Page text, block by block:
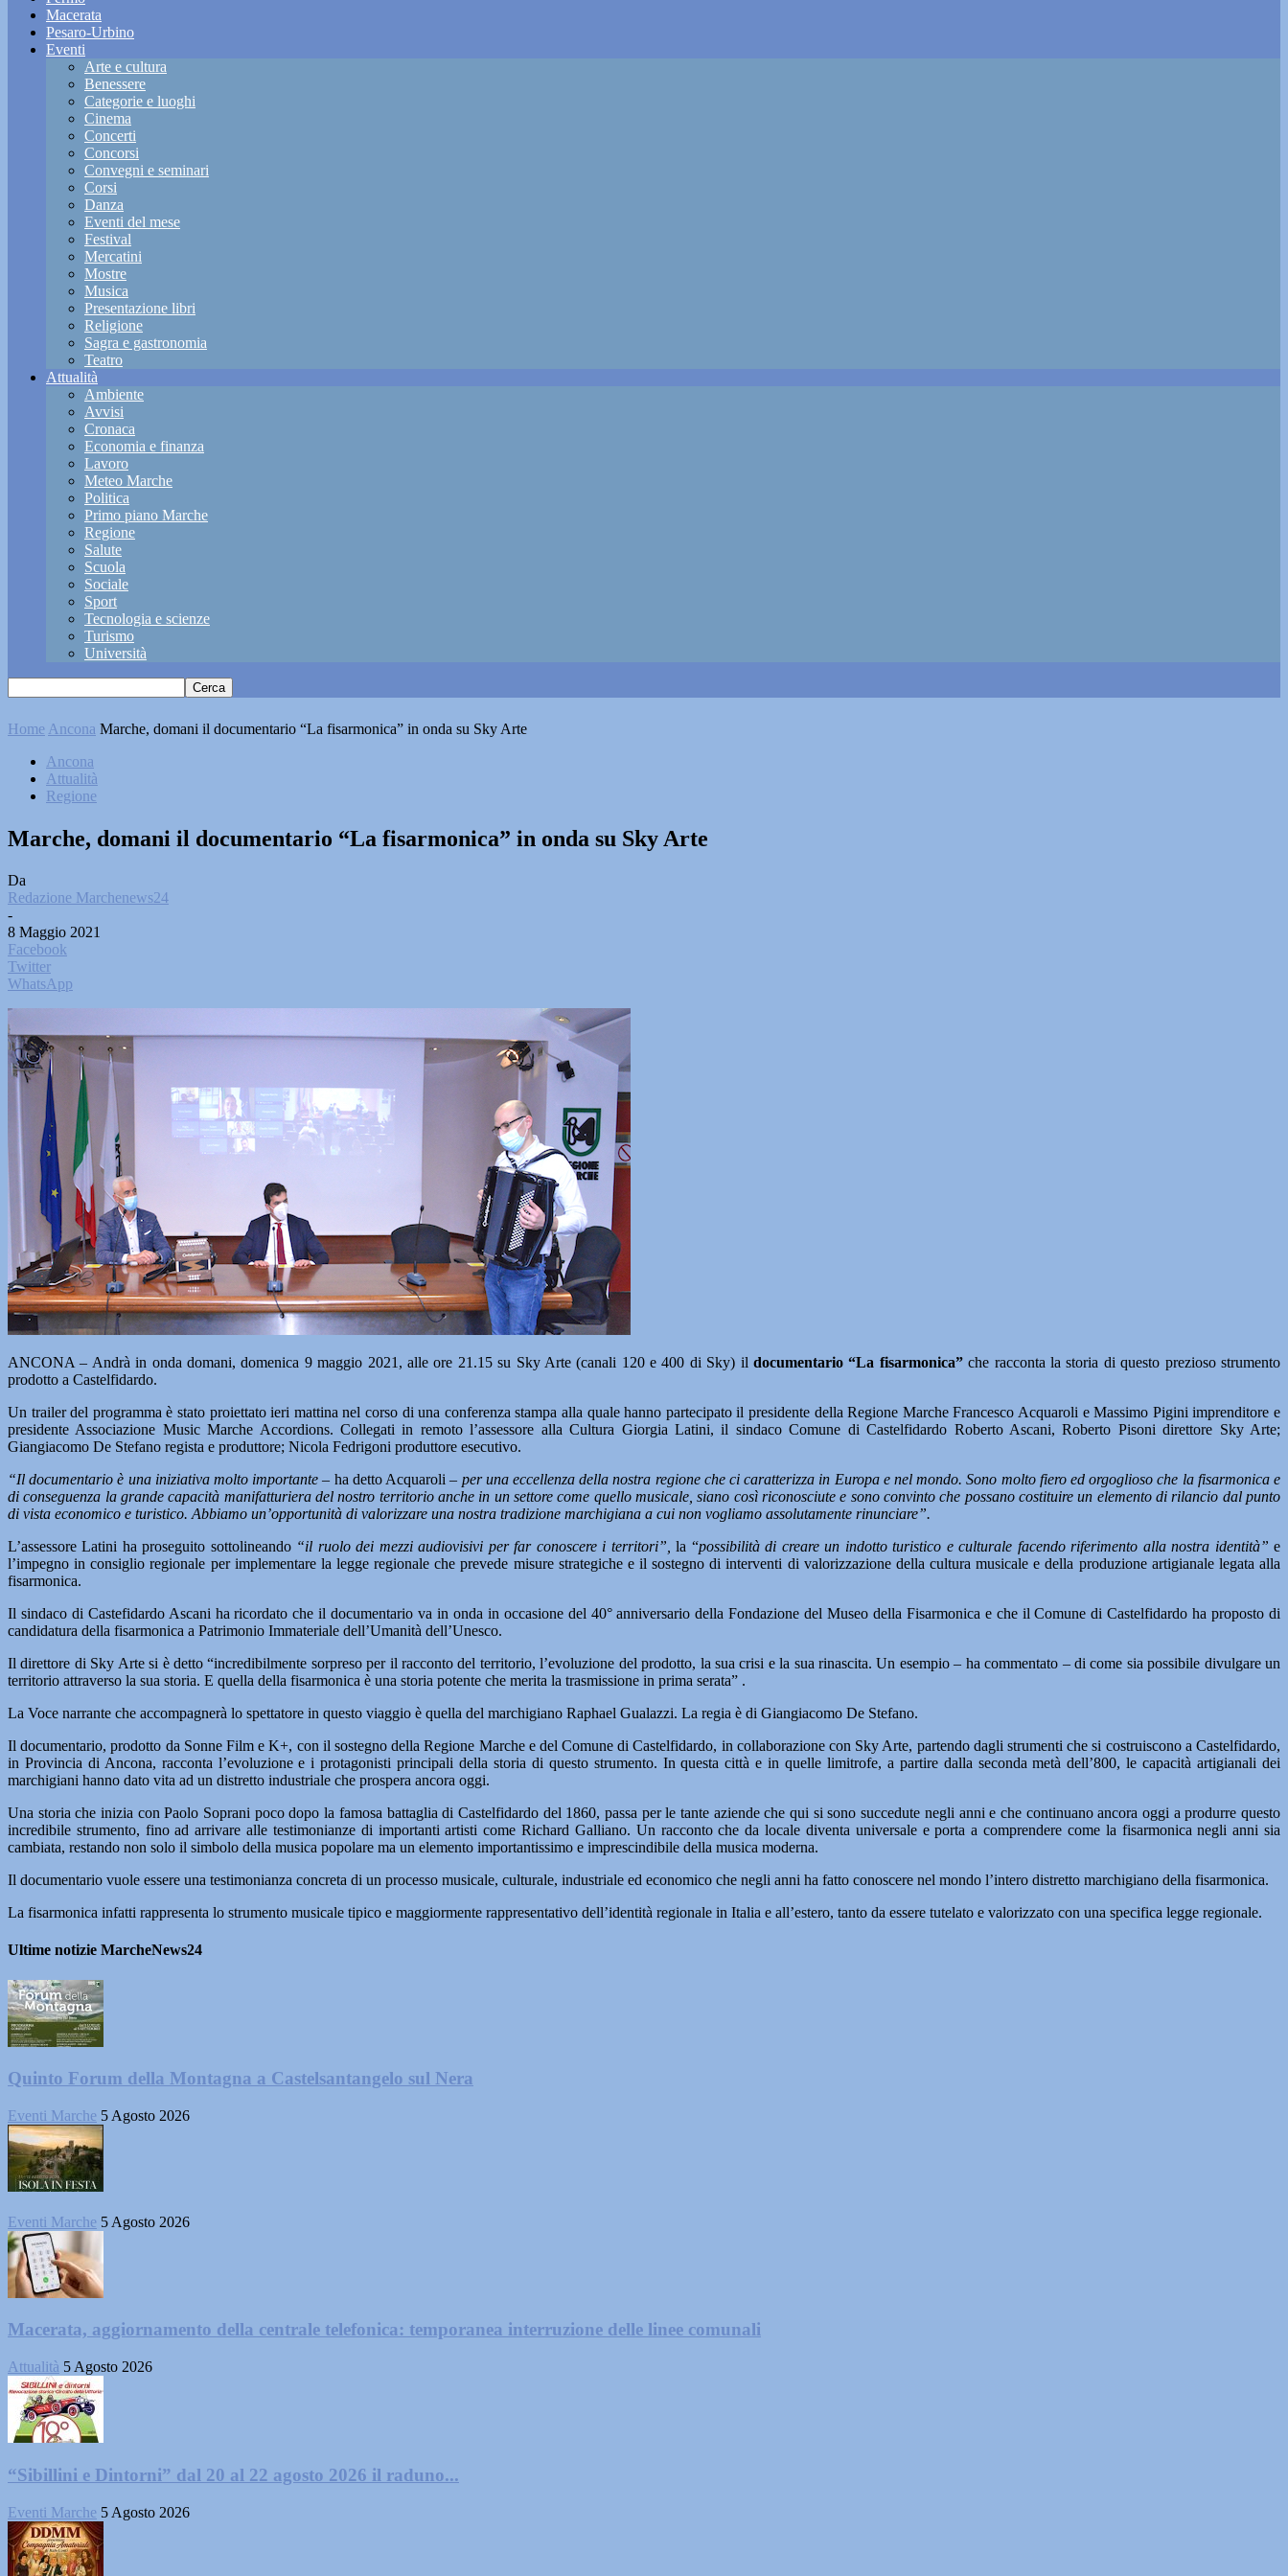
Macerata
Pesaro-Urbino
Eventi
Arte e cultura
Benessere
Categorie e luoghi
Cinema
Concerti
Concorsi
Convegni e seminari
Corsi
Danza
Eventi del mese
Festival
Mercatini
Mostre
Musica
Presentazione libri
Religione
Sagra e gastronomia
Teatro
Attualità
Ambiente
Avvisi
Cronaca
Economia e finanza
Lavoro
Meteo Marche
Politica
Primo piano Marche
Regione
Salute
Scuola
Sociale
Sport
Tecnologia e scienze
Turismo
Università
Home Ancona Marche, domani il documentario “La fisarmonica” in onda su Sky Arte
Ancona
Attualità
Regione
Marche, domani il documentario “La fisarmonica” in onda su Sky Arte
Da
Redazione Marchenews24
-
8 Maggio 2021
Facebook
Twitter
WhatsApp
ANCONA – Andrà in onda domani, domenica 9 maggio 2021, alle ore 21.15 su Sky Arte (canali 120 e 400 di Sky) ildocumentario “La fisarmonica”che racconta la storia di questo prezioso strumento
prodotto a Castelfidardo.
Un trailer del programma è stato proiettato ieri mattina nel corso di una conferenza stampa alla quale hanno partecipato il presidente della Regione Marche Francesco Acquaroli e Massimo Pigini imprenditore e
presidente Associazione Music Marche Accordions. Collegati in remoto l’assessore alla Cultura Giorgia Latini, il sindaco Comune di Castelfidardo Roberto Ascani, Roberto Pisoni direttore Sky Arte;
Giangiacomo De Stefano regista e produttore; Nicola Fedrigoni produttore esecutivo.
“Il documentario è una iniziativa molto importante – ha detto Acquaroli – per una eccellenza della nostra regione che ci caratterizza in Europa e nel mondo. Sono molto fiero ed orgoglioso che la fisarmonica e
di conseguenza la grande capacità manifatturiera del nostro territorio anche in un settore come quello musicale, siano così riconosciute e sono convinto che possano costituire un elemento di rilancio dal punto
di vista economico e turistico. Abbiamo un’opportunità di valorizzare una nostra tradizione marchigiana a cui non vogliamo assolutamente rinunciare”.
L’assessore Latini ha proseguito sottolineando “il ruolo dei mezzi audiovisivi per far conoscere i territori”, la “possibilità di creare un indotto turistico e culturale facendo riferimento alla nostra identità” e
l’impegno in consiglio regionale per implementare la legge regionale che prevede misure strategiche e il sostegno di interventi di valorizzazione della cultura musicale e della produzione artigianale legata alla
fisarmonica.
Il sindaco di Castefidardo Ascani ha ricordato che il documentario va in onda in occasione del 40° anniversario della Fondazione del Museo della Fisarmonica e che il Comune di Castelfidardo ha proposto di
candidatura della fisarmonica a Patrimonio Immateriale dell’Umanità dell’Unesco.
Il direttore di Sky Arte si è detto “incredibilmente sorpreso per il racconto del territorio, l’evoluzione del prodotto, la sua crisi e la sua rinascita. Un esempio – ha commentato – di come sia possibile divulgare un
territorio attraverso la sua storia. E quella della fisarmonica è una storia potente che merita la trasmissione in prima serata” .
La Voce narrante che accompagnerà lo spettatore in questo viaggio è quella del marchigiano Raphael Gualazzi. La regia è di Giangiacomo De Stefano.
Il documentario, prodotto da Sonne Film e K+, con il sostegno della Regione Marche e del Comune di Castelfidardo, in collaborazione con Sky Arte, partendo dagli strumenti che si costruiscono a Castelfidardo,
in Provincia di Ancona, racconta l’evoluzione e i protagonisti principali della storia di questo strumento. In questa città e in quelle limitrofe, a partire dalla seconda metà dell’800, le capacità artigianali dei
marchigiani hanno dato vita ad un distretto industriale che prospera ancora oggi.
Una storia che inizia con Paolo Soprani poco dopo la famosa battaglia di Castelfidardo del 1860, passa per le tante aziende che qui si sono succedute negli anni e che continuano ancora oggi a produrre questo
incredibile strumento, fino ad arrivare alle testimonianze di importanti artisti come Richard Galliano. Un racconto che da locale diventa universale e porta a comprendere come la fisarmonica negli anni sia
cambiata, restando non solo il simbolo della musica popolare ma un elemento importantissimo e imprescindibile della musica moderna.
Il documentario vuole essere una testimonianza concreta di un processo musicale, culturale, industriale ed economico che negli anni ha fatto conoscere nel mondo l’intero distretto marchigiano della fisarmonica.
La fisarmonica infatti rappresenta lo strumento musicale tipico e maggiormente rappresentativo dell’identità regionale in Italia e all’estero, tanto da essere tutelato e valorizzato con una specifica legge regionale.
Ultime notizie MarcheNews24
Quinto Forum della Montagna a Castelsantangelo sul Nera
Eventi Marche 5 Agosto 2026
Eventi Marche 5 Agosto 2026
Macerata, aggiornamento della centrale telefonica: temporanea interruzione delle linee comunali
Attualità 5 Agosto 2026
“Sibillini e Dintorni” dal 20 al 22 agosto 2026 il raduno...
Eventi Marche 5 Agosto 2026